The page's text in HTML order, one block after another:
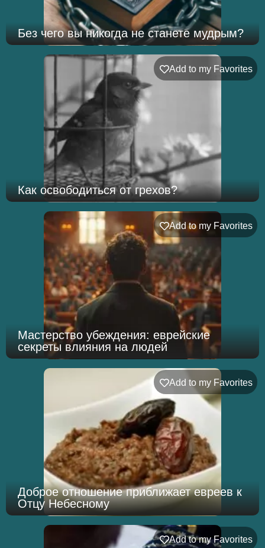
Без чего вы никогда не станете мудрым?
Add to my Favorites
Как освободиться от грехов?
Add to my Favorites
Мастерство убеждения: еврейские
секреты влияния на людей
Add to my Favorites
Доброе отношение приближает евреев к
Отцу Небесному
Add to my Favorites